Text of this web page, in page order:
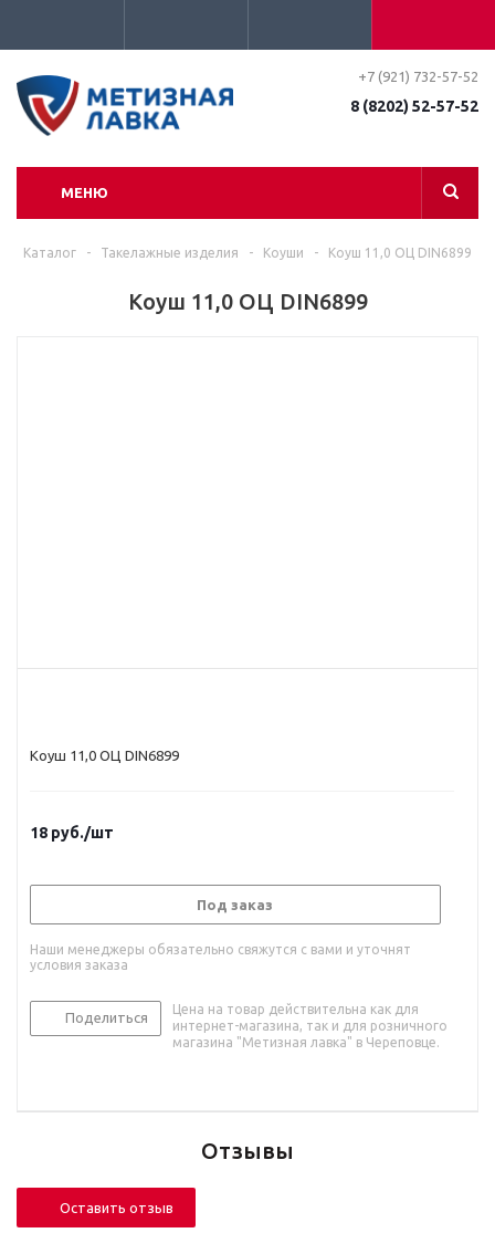
+7 (921) 732-57-52
8 (8202) 52-57-52
МЕНЮ
Каталог - Такелажные изделия - Коуши - Коуш 11,0 ОЦ DIN6899
Коуш 11,0 ОЦ DIN6899
Коуш 11,0 ОЦ DIN6899
18 руб./шт
Под заказ
Наши менеджеры обязательно свяжутся с вами и уточнят
условия заказа
Поделиться
Цена на товар действительна как для
интернет-магазина, так и для розничного
магазина "Метизная лавка" в Череповце.
Отзывы
Оставить отзыв